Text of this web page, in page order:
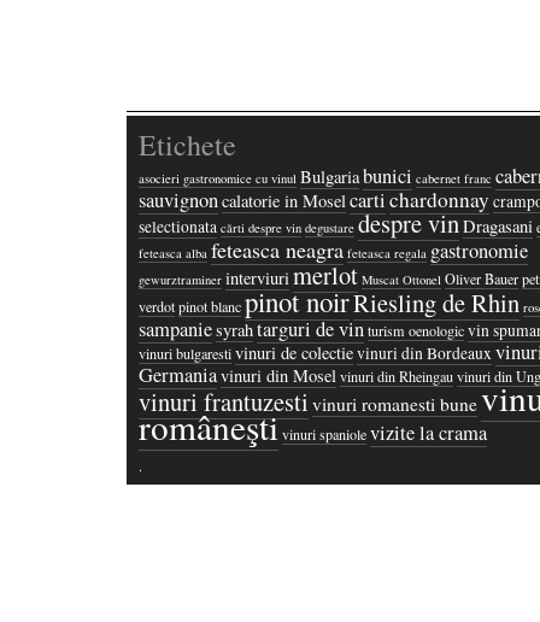
Etichete
asocieri gastronomice cu vinul Bulgariabunici cabernet franc
sauvignoncalatorie in Mosel cartichardonnay
selectionata cărti despre vin degustare despre vinDragasani
feteasca alba feteasca neagra feteasca regala gastronomie
gewurztraminer interviuri merlot Muscat Ottonel Oliver Bauer
verdotpinot blancpinot noirRiesling de Rhin
sampaniesyrahtarguri de vinturism oenologicvin
vinuri bulgarestivinuri de colectievinuri din Bordeaux
Germaniavinuri din Mosel vinuri din Rheingauvinuri din
vinuri frantuzesti vinuri romanesti bune
româneştivinuri spaniolevizite la crama
·